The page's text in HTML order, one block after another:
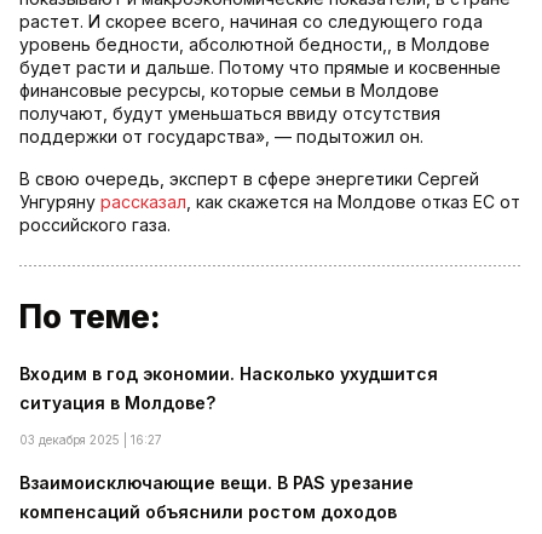
растет. И скорее всего, начиная со следующего года
уровень бедности, абсолютной бедности,, в Молдове
будет расти и дальше. Потому что прямые и косвенные
финансовые ресурсы, которые семьи в Молдове
получают, будут уменьшаться ввиду отсутствия
поддержки от государства», — подытожил он.
В свою очередь, эксперт в сфере энергетики Сергей
Унгуряну рассказал , как скажется на Молдове отказ ЕС от
российского газа.
По теме:
Входим в год экономии. Насколько ухудшится
ситуация в Молдове?
03 декабря 2025 | 16:27
Взаимоисключающие вещи. В PAS урезание
компенсаций объяснили ростом доходов